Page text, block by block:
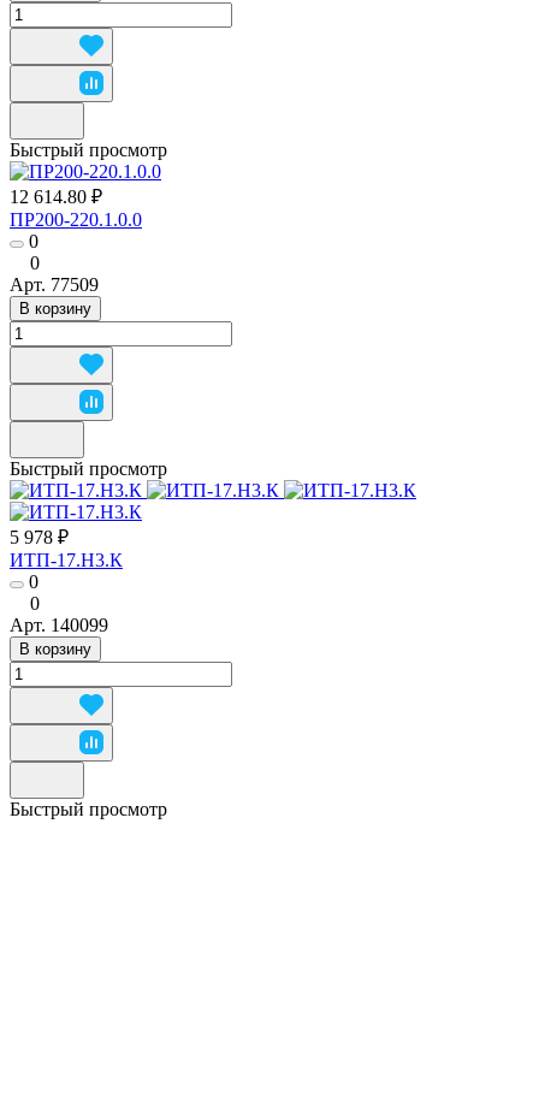
Быстрый просмотр
12 614.80 ₽
ПР200-220.1.0.0
0
0
Арт. 77509
В корзину
Быстрый просмотр
5 978 ₽
ИТП-17.Н3.К
0
0
Арт. 140099
В корзину
Быстрый просмотр